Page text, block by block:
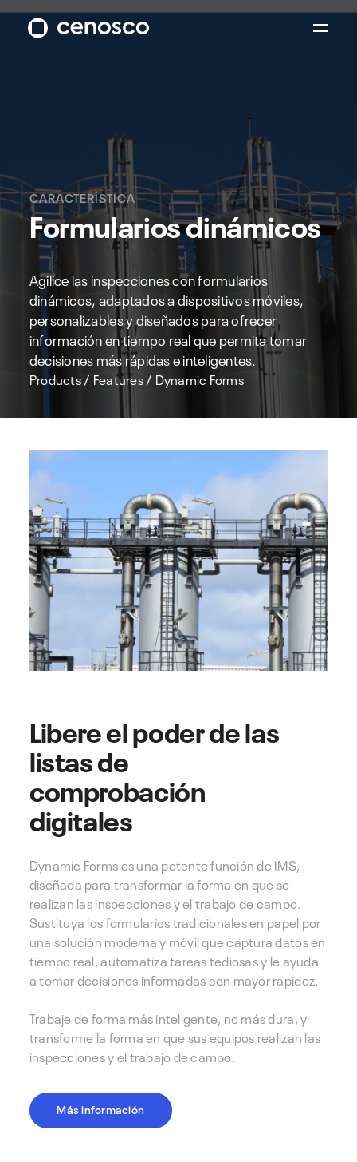
CARACTERÍSTICA
Formularios dinámicos
Agilice las inspecciones con formularios
dinámicos, adaptados a dispositivos móviles,
personalizables y diseñados para ofrecer
información en tiempo real que permita tomar
decisiones más rápidas e inteligentes.
Products/ Features/ Dynamic Forms
Libere el poder de las
listas de
comprobación
digitales
Dynamic Forms es una potente función de IMS,
diseñada para transformar la forma en que se
realizan las inspecciones y el trabajo de campo.
Sustituya los formularios tradicionales en papel por
una solución moderna y móvil que captura datos en
tiempo real, automatiza tareas tediosas y le ayuda
a tomar decisiones informadas con mayor rapidez.
Trabaje de forma más inteligente, no más dura, y
transforme la forma en que sus equipos realizan las
inspecciones y el trabajo de campo.
Más información